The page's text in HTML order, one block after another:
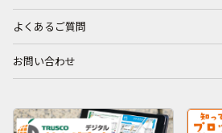
よくあるご質問
お問い合わせ